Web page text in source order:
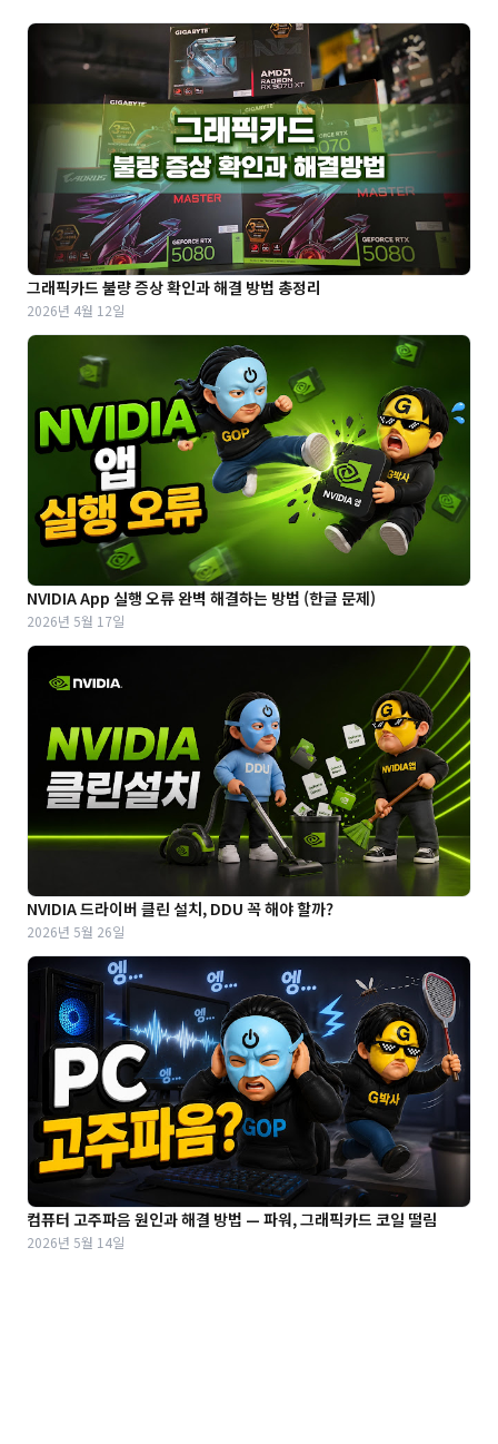
그래픽카드 불량 증상 확인과 해결 방법 총정리
2026년 4월 12일
NVIDIA App 실행 오류 완벽 해결하는 방법 (한글 문제)
2026년 5월 17일
NVIDIA 드라이버 클린 설치, DDU 꼭 해야 할까?
2026년 5월 26일
컴퓨터 고주파음 원인과 해결 방법 — 파워, 그래픽카드 코일 떨림
2026년 5월 14일